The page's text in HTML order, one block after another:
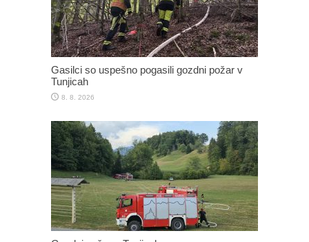
Gasilci so uspešno pogasili gozdni požar v
Tunjicah
8. 8. 2026